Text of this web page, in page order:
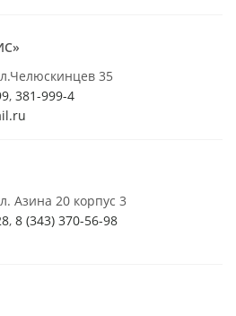
35
, 381-999-4
Азина 20 корпус 3
, 8 (343) 370-56-98